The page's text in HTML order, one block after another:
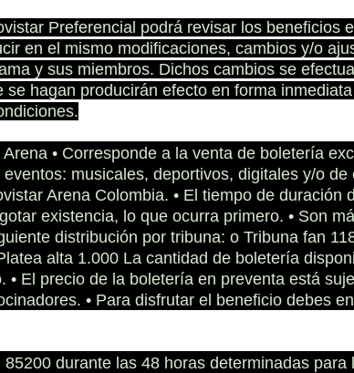
Preferencial podrá revisar los beneficios
en el mismo modificaciones, cambios y/o
y sus miembros. Dichos cambios se
se hagan producirán efecto en forma
• Corresponde a la venta de boletería
musicales, deportivos, digitales y/o de
Arena Colombia. • El tiempo de duración
existencia, lo que ocurra primero. • Son
distribución por tribuna: o Tribuna fan
alta 1.000 La cantidad de boletería
• El precio de la boletería en preventa está
• Para disfrutar el beneficio debes
85200 durante las 48 horas determinadas